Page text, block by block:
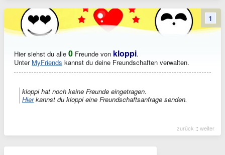
Hier siehst du alle 0 Freunde von kloppi.
Unter MyFriends kannst du deine Freundschaften verwalten.
kloppi hat noch keine Freunde eingetragen.
Hierkannst du kloppi eine Freundschaftsanfrage senden.
zurück :: weiter
1